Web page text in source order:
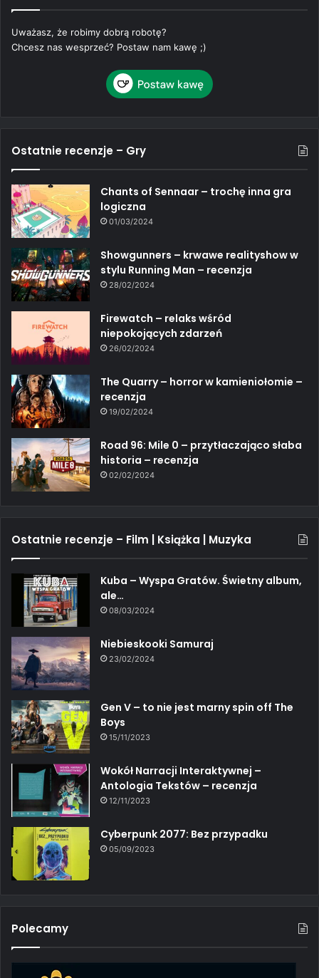
Uważasz, że robimy dobrą robotę?
Chcesz nas wesprzeć? Postaw nam kawę ;)
Ostatnie recenzje – Gry
Chants of Sennaar – trochę inna gra
logiczna
01/03/2024
Showgunners – krwawe realityshow w
stylu Running Man – recenzja
28/02/2024
Firewatch – relaks wśród
niepokojących zdarzeń
26/02/2024
The Quarry – horror w kamieniołomie –
recenzja
19/02/2024
Road 96: Mile 0 – przytłaczająco słaba
historia – recenzja
02/02/2024
Ostatnie recenzje – Film | Książka | Muzyka
Kuba – Wyspa Gratów. Świetny album,
ale…
08/03/2024
Niebieskooki Samuraj
23/02/2024
Gen V – to nie jest marny spin off The
Boys
15/11/2023
Wokół Narracji Interaktywnej –
Antologia Tekstów – recenzja
12/11/2023
Cyberpunk 2077: Bez przypadku
05/09/2023
Polecamy